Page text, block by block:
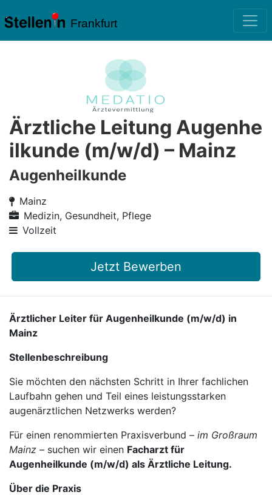
Frankfurt
Ärztliche Leitung Augenhe
ilkunde (m/w/d) – Mainz
Augenheilkunde
Mainz
Medizin, Gesundheit, Pflege
Vollzeit
Jetzt Bewerben
Ärztlicher Leiter für Augenheilkunde (m/w/d) in
Mainz
Stellenbeschreibung
Sie möchten den nächsten Schritt in Ihrer fachlichen
Laufbahn gehen und Teil eines leistungsstarken
augenärztlichen Netzwerks werden?
Für einen renommierten Praxisverbund – im Großraum
Mainz – suchen wir einen Facharzt für
Augenheilkunde (m/w/d) als Ärztliche Leitung.
Über die Praxis